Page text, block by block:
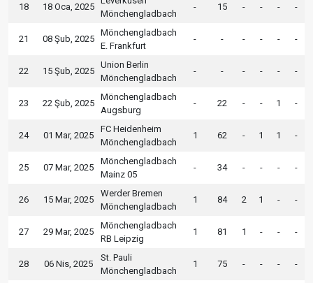
18 18 Oca, 2025
Mönchengladbach
- 15 - - - -
21 08 Şub, 2025
Mönchengladbach
E. Frankfurt
- - - - - -
22 15 Şub, 2025
Union Berlin
Mönchengladbach
- - - - - -
23 22 Şub, 2025
Mönchengladbach
Augsburg
- 22 - - 1 -
24 01 Mar, 2025
FC Heidenheim
Mönchengladbach
1 62 - 1 1 -
25 07 Mar, 2025
Mönchengladbach
Mainz 05
- 34 - - - -
26 15 Mar, 2025
Werder Bremen
Mönchengladbach
1 84 2 1 - -
27 29 Mar, 2025
Mönchengladbach
RB Leipzig
1 81 1 - - -
28 06 Nis, 2025
St. Pauli
Mönchengladbach
1 75 - - - -